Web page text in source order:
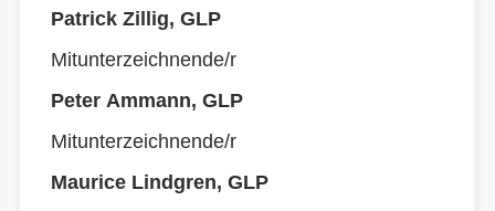
Patrick Zillig, GLP
Mitunterzeichnende/r
Peter Ammann, GLP
Mitunterzeichnende/r
Maurice Lindgren, GLP